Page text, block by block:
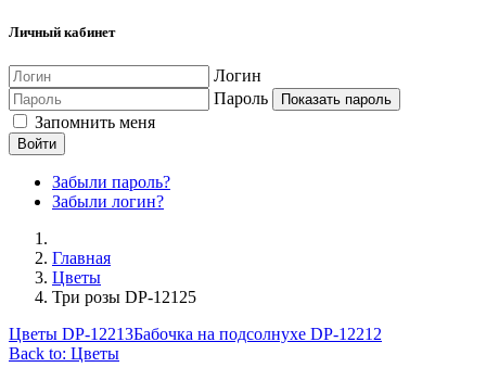
Личный кабинет
Логин
Пароль
Показать пароль
Запомнить меня
Войти
Забыли пароль?
Забыли логин?
Главная
Цветы
Три розы DP-12125
Цветы DP-12213Бабочка на подсолнухе DP-12212
Back to: Цветы